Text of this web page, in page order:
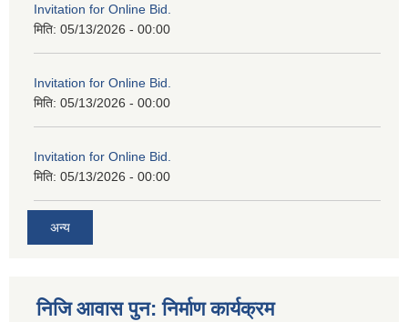
Invitation for Online Bid.
मिति: 05/13/2026 - 00:00
Invitation for Online Bid.
मिति: 05/13/2026 - 00:00
Invitation for Online Bid.
मिति: 05/13/2026 - 00:00
अन्य
निजि आवास पुन: निर्माण कार्यक्रम